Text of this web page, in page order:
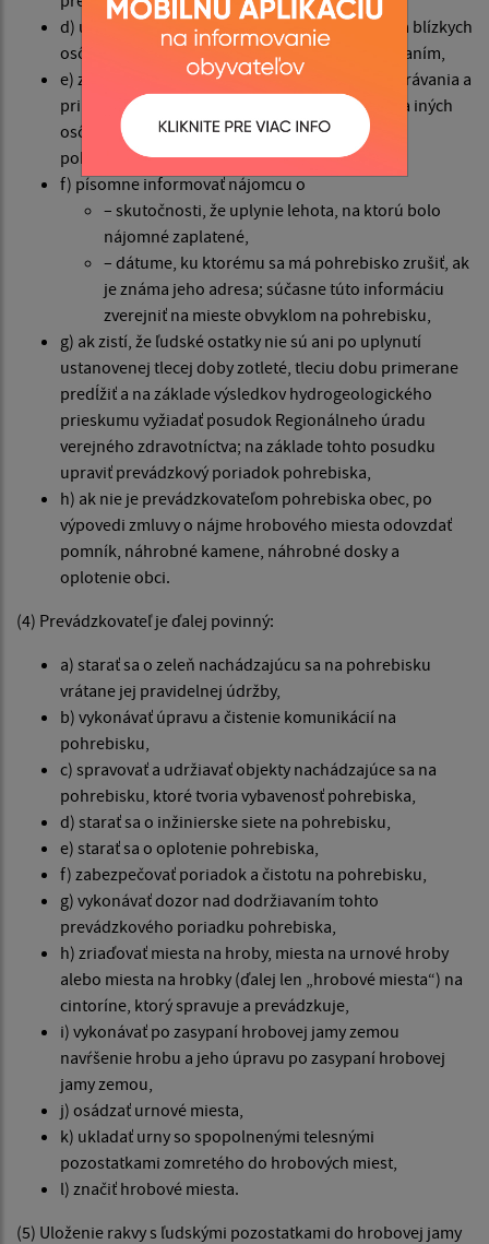
d) umožniť prítomnosť obstarávateľa pohrebu a blízkych
osôb pri konečnom uzavretí rakvy pred pochovaním,
e) zdržať sa v styku s pozostalými necitlivého správania a
pri smútočných obradoch umožniť účasť cirkvi a iných
osôb v súlade s prejavenou vôľou obstarávateľa
pohrebu,
f) písomne informovať nájomcu o
– skutočnosti, že uplynie lehota, na ktorú bolo
nájomné zaplatené,
– dátume, ku ktorému sa má pohrebisko zrušiť, ak
je známa jeho adresa; súčasne túto informáciu
zverejniť na mieste obvyklom na pohrebisku,
g) ak zistí, že ľudské ostatky nie sú ani po uplynutí
ustanovenej tlecej doby zotleté, tleciu dobu primerane
predĺžiť a na základe výsledkov hydrogeologického
prieskumu vyžiadať posudok Regionálneho úradu
verejného zdravotníctva; na základe tohto posudku
upraviť prevádzkový poriadok pohrebiska,
h) ak nie je prevádzkovateľom pohrebiska obec, po
výpovedi zmluvy o nájme hrobového miesta odovzdať
pomník, náhrobné kamene, náhrobné dosky a
oplotenie obci.
(4) Prevádzkovateľ je ďalej povinný:
a) starať sa o zeleň nachádzajúcu sa na pohrebisku
vrátane jej pravidelnej údržby,
b) vykonávať úpravu a čistenie komunikácií na
pohrebisku,
c) spravovať a udržiavať objekty nachádzajúce sa na
pohrebisku, ktoré tvoria vybavenosť pohrebiska,
d) starať sa o inžinierske siete na pohrebisku,
e) starať sa o oplotenie pohrebiska,
f) zabezpečovať poriadok a čistotu na pohrebisku,
g) vykonávať dozor nad dodržiavaním tohto
prevádzkového poriadku pohrebiska,
h) zriaďovať miesta na hroby, miesta na urnové hroby
alebo miesta na hrobky (ďalej len „hrobové miesta“) na
cintoríne, ktorý spravuje a prevádzkuje,
i) vykonávať po zasypaní hrobovej jamy zemou
navŕšenie hrobu a jeho úpravu po zasypaní hrobovej
jamy zemou,
j) osádzať urnové miesta,
k) ukladať urny so spopolnenými telesnými
pozostatkami zomretého do hrobových miest,
l) značiť hrobové miesta.
(5) Uloženie rakvy s ľudskými pozostatkami do hrobovej jamy